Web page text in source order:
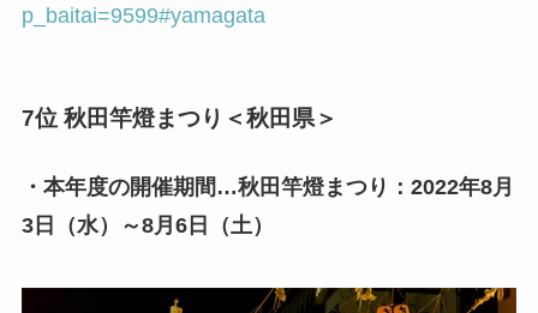
p_baitai=9599#yamagata
7位 秋田竿燈まつり＜秋田県＞
・本年度の開催期間…秋田竿燈まつり：2022年8月
3日（水）～8月6日（土）